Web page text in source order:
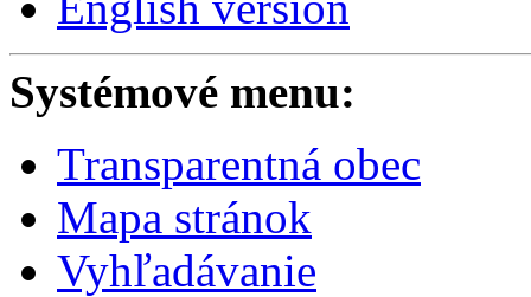
Systémové menu:
Transparentná obec
Mapa stránok
Vyhľadávanie